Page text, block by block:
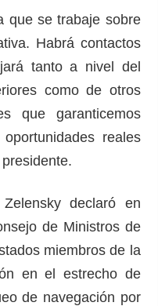
que se trabaje sobre
Habrá contactos
tanto a nivel del
como de otros
que garanticemos
reales
declaró en
de Ministros de
miembros de la
en el estrecho de
de navegación por